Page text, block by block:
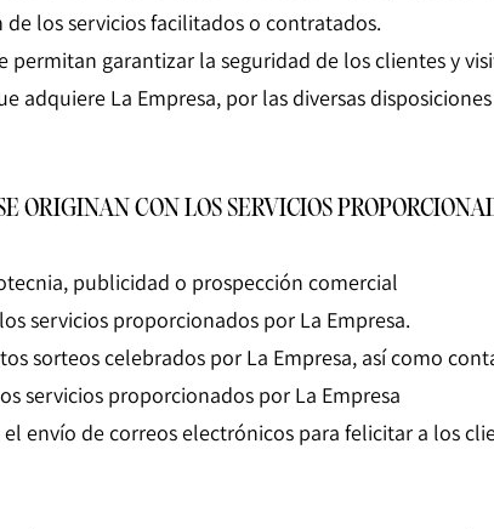
los servicios facilitados o contratados.
garantizar la seguridad de los clientes y
adquiere La Empresa, por las diversas
ORIGINAN CON LOS SERVICIOS
publicidad o prospección comercial
servicios proporcionados por La Empresa.
sorteos celebrados por La Empresa, así como
servicios proporcionados por La Empresa
envío de correos electrónicos para felicitar a los